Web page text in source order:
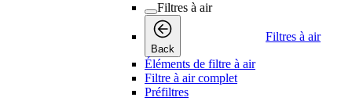
Filtres à air
Back
Filtres à air
Éléments de filtre à air
Filtre à air complet
Préfiltres